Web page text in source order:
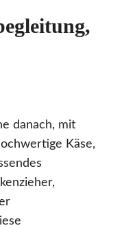
danach, mit
Käse,